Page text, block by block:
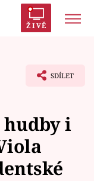
ŽIVĚ
SDÍLET
hudby i